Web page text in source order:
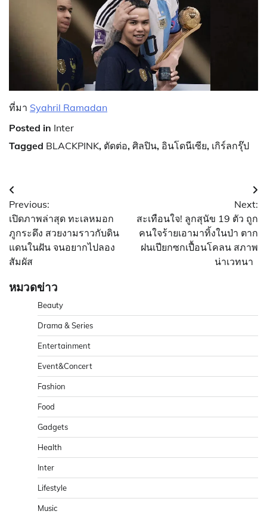
ที่มา Syahril Ramadan
Posted in Inter
Tagged BLACKPINK, ตัดต่อ, ศิลปิน, อินโดนีเซีย, เกิร์ลกรุ๊ป
แนะแนว
เรื่อง
Previous:
เปิดภาพล่าสุด ทะเลหมอก
ภูกระดึง สวยงามราวกับดิน
แดนในฝัน จนอยากไปลอง
สัมผัส
Next:
สะเทือนใจ! ลูกสุนัข 19 ตัว ถูก
คนใจร้ายเอามาทิ้งในป่า ตาก
ฝนเปียกซกเปื้อนโคลน สภาพ
น่าเวทนา
หมวดข่าว
Beauty
Drama & Series
Entertainment
Event&Concert
Fashion
Food
Gadgets
Health
Inter
Lifestyle
Music